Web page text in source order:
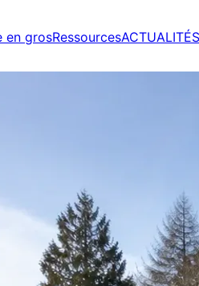
en grosRessourcesACTUALITÉS